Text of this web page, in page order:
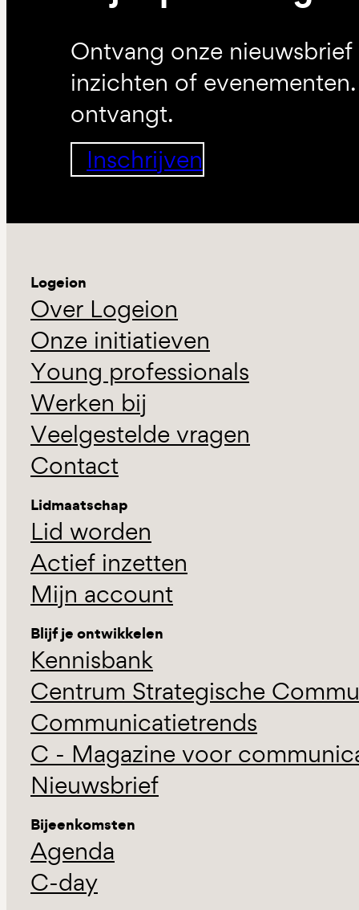
Ontvang onze
inzichten of
ontvangt.
Inschrijven
Logeion
Over Logeion
Onze initiatieven
Young professionals
Werken bij
Veelgestelde vragen
Contact
Lidmaatschap
Lid worden
Actief inzetten
Mijn account
Blijf je ontwikkelen
Kennisbank
Centrum Strategische
Communicatietrends
C - Magazine voor
Nieuwsbrief
Bijeenkomsten
Agenda
C-day